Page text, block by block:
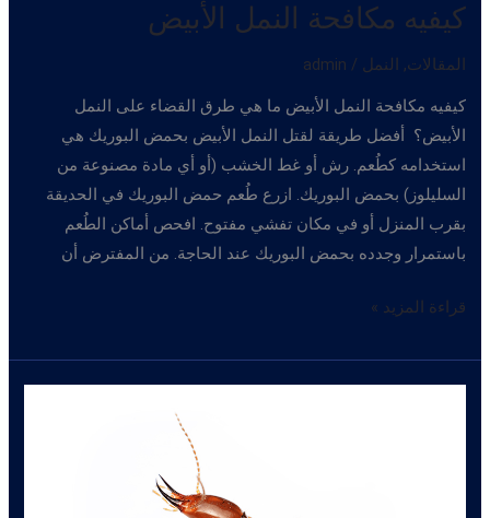
كيفيه مكافحة النمل الأبيض
المقالات, النمل /
admin
كيفيه مكافحة النمل الأبيض ما هي طرق القضاء على النمل
الأبيض؟ أفضل طريقة لقتل النمل الأبيض بحمض البوريك هي
استخدامه كطُعم. رش أو غط الخشب (أو أي مادة مصنوعة من
السليلوز) بحمض البوريك. ازرع طُعم حمض البوريك في الحديقة
بقرب المنزل أو في مكان تفشي مفتوح. افحص أماكن الطُعم
باستمرار وجدده بحمض البوريك عند الحاجة. من المفترض أن
كيفيه
النمل
قراءة المزيد »